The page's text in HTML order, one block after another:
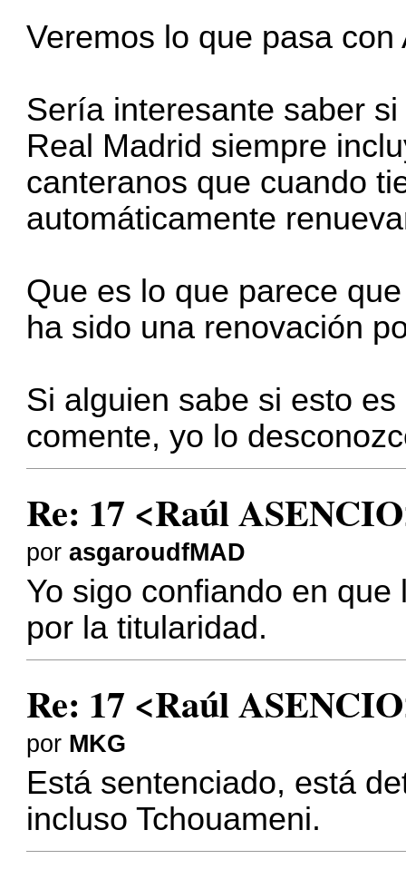
Veremos lo que pasa con
Sería interesante saber
Real Madrid siempre
canteranos que cuando
automáticamente
Que es lo que parece
ha sido una renovación
Si alguien sabe si esto
comente, yo lo
Re: 17 <Raúl
porasgaroudfMAD
Yo sigo confiando en
por la titularidad.
Re: 17 <Raúl
por MKG
Está sentenciado, está
incluso Tchouameni.